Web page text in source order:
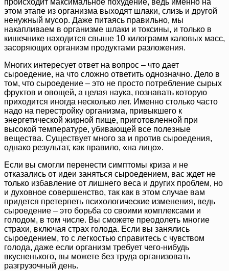
происходит максимальное похудение, ведь именно на
этом этапе из организма выходят шлаки, слизь и другой
ненужный мусор. Даже питаясь правильно, мы
накапливаем в организме шлаки и токсины, и только в
кишечнике находится свыше 10 килограмм каловых масс,
засоряющих организм продуктами разложения.
Многих интересует ответ на вопрос – что дает
сыроедение, на что сложно ответить однозначно. Дело в
том, что сыроедение – это не просто потребление сырых
фруктов и овощей, а целая наука, познавать которую
приходится иногда несколько лет. Именно столько часто
надо на перестройку организма, привыкшего к
энергетической жирной пище, приготовленной при
высокой температуре, убивающей все полезные
вещества. Существует много за и против сыроедения,
однако результат, как правило, «на лицо».
Если вы смогли перенести симптомы криза и не
отказались от идеи заняться сыроедением, вас ждет не
только избавление от лишнего веса и других проблем, но
и духовное совершенство, так как в этом случае вам
придется претерпеть психологические изменения, ведь
сыроедение – это борьба со своими комплексами и
голодом, в том числе. Вы сможете преодолеть многие
страхи, включая страх голода. Если вы занялись
сыроедением, то с легкостью справитесь с чувством
голода, даже если организм требует чего-нибудь
вкусненького, вы можете без труда организовать
разгрузочный день.